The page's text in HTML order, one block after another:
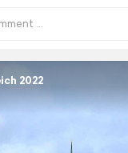
2022